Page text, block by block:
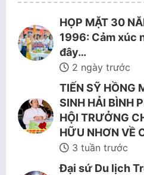
HỌP MẶT 30
1996: Cảm xúc
đây…
2 ngày trước
TIẾN SỸ HỒNG
SINH HẢI BÌNH
HỘI TRƯỞNG
HỮU NHƠN VỀ
3 tuần trước
Đại sứ Du lịch